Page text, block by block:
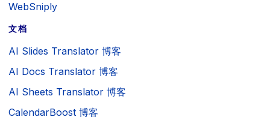
WebSniply
文档
AI Slides Translator 博客
AI Docs Translator 博客
AI Sheets Translator 博客
CalendarBoost 博客